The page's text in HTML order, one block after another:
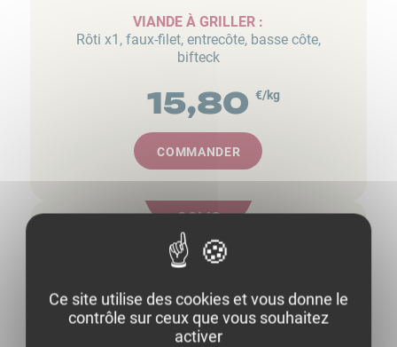
VIANDE À GRILLER :
Rôti x1, faux-filet, entrecôte, basse côte,
bifteck
15,80 €/kg
COMMANDER
COLIS
Steak Haché
Côte de bœuf ou viande à fondue
Ce site utilise des cookies et vous donne le
contrôle sur ceux que vous souhaitez
activer